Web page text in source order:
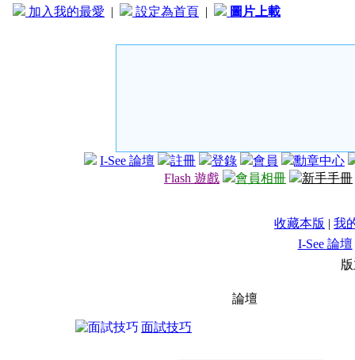
加入我的最愛 | 設定為首頁 | 圖片上載
I-See 論壇 註冊 登錄 會員
勳章中心
Flash 遊戲
會員相冊 新手手冊
收藏本版 | 我
I-See 論壇
論壇
面試技巧